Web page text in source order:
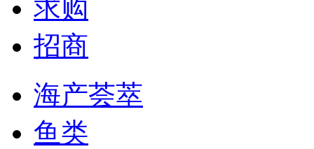
求购
招商
海产荟萃
鱼类